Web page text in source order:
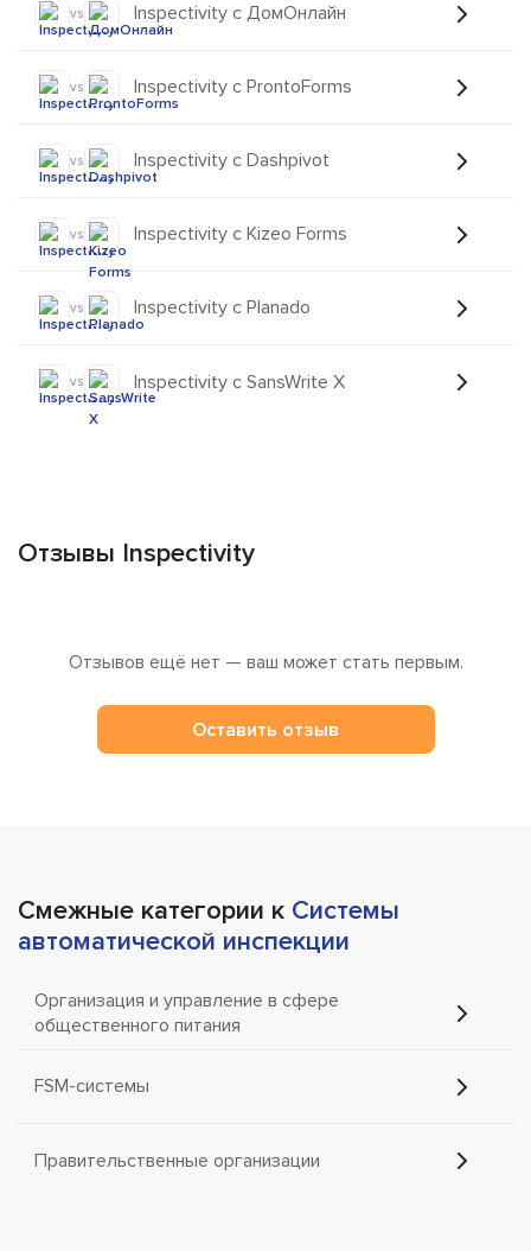
vs Inspectivity с ДомОнлайн
vs Inspectivity с ProntoForms
vs Inspectivity с Dashpivot
vs Inspectivity с Kizeo Forms
vs Inspectivity с Planado
vs Inspectivity с SansWrite X
Отзывы Inspectivity
Отзывов ещё нет — ваш может стать первым.
Оставить отзыв
Смежные категории к Системы
автоматической инспекции
Организация и управление в сфере
общественного питания
FSM-системы
Правительственные организации